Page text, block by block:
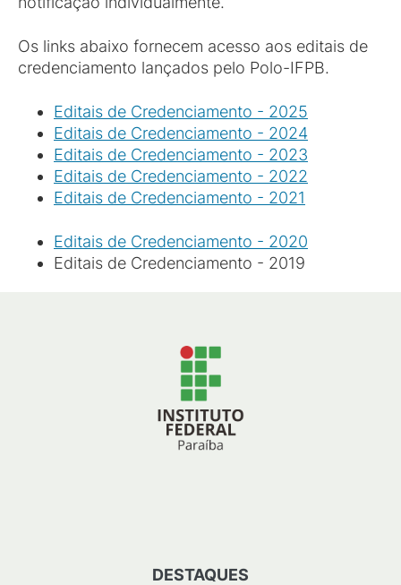
Os links abaixo fornecem acesso aos editais de
credenciamento lançados pelo Polo-IFPB.
Editais de Credenciamento - 2025
Editais de Credenciamento - 2024
Editais de Credenciamento - 2023
Editais de Credenciamento - 2022
Editais de Credenciamento - 2021
Editais de Credenciamento - 2020
Editais de Credenciamento - 2019
DESTAQUES